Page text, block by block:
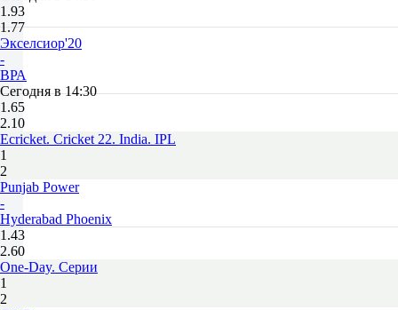
1.93
1.77
Экселсиор'20
-
ВРА
Сегодня в 14:30
1.65
2.10
Ecricket. Cricket 22. India. IPL
1
2
Punjab Power
-
Hyderabad Phoenix
1.43
2.60
One-Day. Серии
1
2